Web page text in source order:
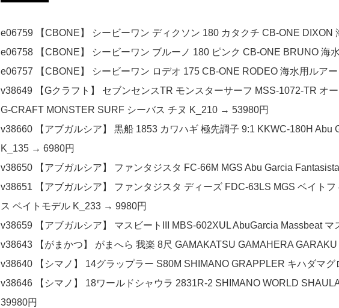
e06759 【CBONE】 シービーワン ディクソン 180 カタクチ CB-ONE
e06758 【CBONE】 シービーワン ブルーノ 180 ピンク CB-ONE BRUNO 海
e06757 【CBONE】 シービーワン ロデオ 175 CB-ONE RODEO 海水用ルア
v38649 【Gクラフト】 セブンセンスTR モンスターサーフ MSS-1072-TR オ
G-CRAFT MONSTER SURF シーバス チヌ K_210 → 53980円
v38660 【アブガルシア】 黒船 1853 カワハギ 極先調子 9:1 KKWC-180H Abu
K_135 → 6980円
v38650 【アブガルシア】 ファンタジスタ FC-66M MGS Abu Garcia
v38651 【アブガルシア】 ファンタジスタ ディーズ FDC-63LS MGS ベイト
ス ベイトモデル K_233 → 9980円
v38659 【アブガルシア】 マスビートIII MBS-602XUL AbuGarcia Massbeat
v38643 【がまかつ】 がまへら 我楽 8尺 GAMAKATSU GAMAHERA
v38640 【シマノ】 14グラップラー S80M SHIMANO GRAPPLER キハダマ
v38646 【シマノ】 18ワールドシャウラ 2831R-2 SHIMANO WORLD
39980円